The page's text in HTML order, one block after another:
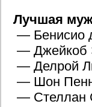
Лучшая
— Бенисио
— Джейкоб
— Делрой
— Шон Пенн
— Стеллан